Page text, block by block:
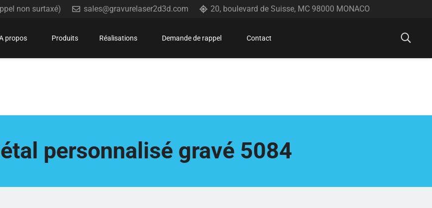
non surtaxé) sales@gravurelaser2d3d.com 20, boulevard de Suisse, MC 98000 MONACO
propos Produits Réalisations Demande de rappel Contact
personnalisé gravé 5084